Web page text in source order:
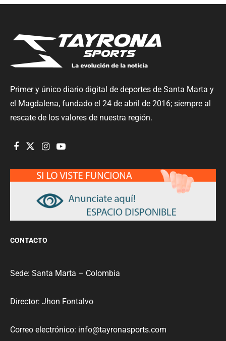
Primer y único diario digital de deportes de Santa Marta y
el Magdalena, fundado el 24 de abril de 2016; siempre al
rescate de los valores de nuestra región.
CONTACTO
Sede: Santa Marta – Colombia
Director: Jhon Fontalvo
Correo electrónico: info@tayronasports.com